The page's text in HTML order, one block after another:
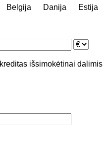
Belgija Danija
Estija
kreditas išsimokėtinai dalimis